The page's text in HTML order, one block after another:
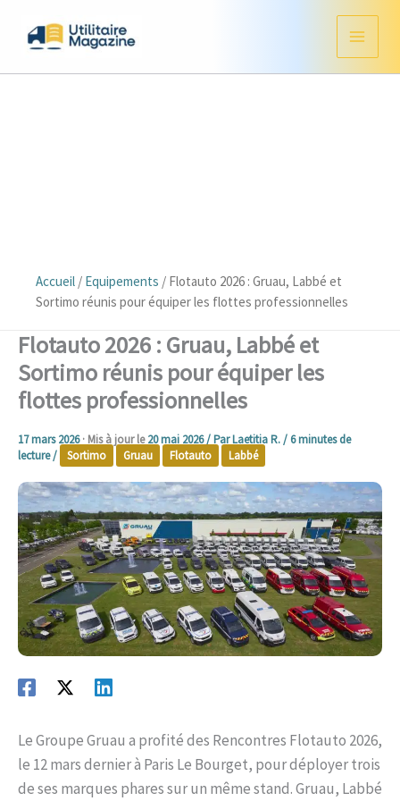
Accueil / Equipements / Flotauto 2026 : Gruau, Labbé et
Sortimo réunis pour équiper les flottes professionnelles
Flotauto 2026 : Gruau, Labbé et
Sortimo réunis pour équiper les
flottes professionnelles
17 mars 2026· Mis à jour le20 mai 2026/ ParLaetitia R./6 minutes de
lecture/ Sortimo Gruau Flotauto Labbé
Le Groupe Gruau a profité des Rencontres Flotauto 2026,
le 12 mars dernier à Paris Le Bourget, pour déployer trois
de ses marques phares sur un même stand. Gruau, Labbé